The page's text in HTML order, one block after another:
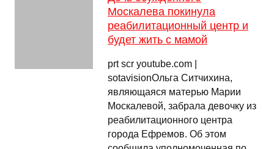
Москалева покинула
реабилитационный центр и
будет жить с мамой
prt scr youtube.com |
sotavisionОльга Ситчихина,
являющаяся матерью Марии
Москалевой, забрала девочку из
реабилитационного центра
города Ефремов. Об этом